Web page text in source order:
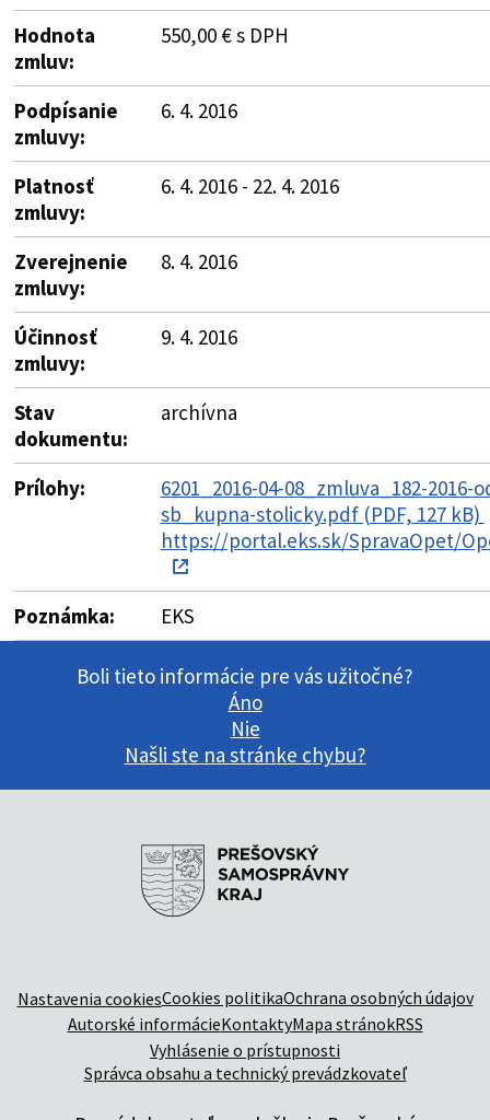
Hodnota
zmluv:
550,00 € s DPH
Podpísanie
zmluvy:
6. 4. 2016
Platnosť
zmluvy:
6. 4. 2016 - 22. 4. 2016
Zverejnenie
zmluvy:
8. 4. 2016
Účinnosť
zmluvy:
9. 4. 2016
Stav
dokumentu:
archívna
Prílohy:
6201_2016-04-08_zmluva_182-2016-
sb_kupna-stolicky.pdf (PDF, 127 kB)
https://portal.eks.sk/SpravaOpet/
Poznámka: EKS
Boli tieto informácie pre vás užitočné?
Áno
Nie
Našli ste na stránke chybu?
Nastavenia cookiesCookies politikaOchrana osobných údajov
Autorské informácieKontaktyMapa stránokRSS
Vyhlásenie o prístupnosti
Správca obsahu a technický prevádzkovateľ